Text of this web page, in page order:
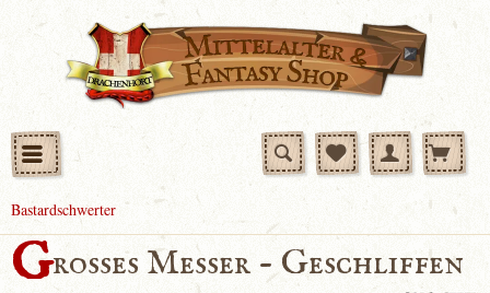
Bastardschwerter
Grosses Messer - Geschliffen